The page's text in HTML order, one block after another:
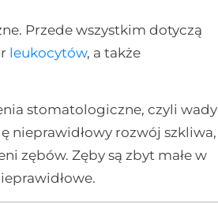
Przede wszystkim dotyczą
leukocytów, a także
stomatologiczne, czyli wady
nieprawidłowy rozwój szkliwa,
zębów. Zęby są zbyt małe w